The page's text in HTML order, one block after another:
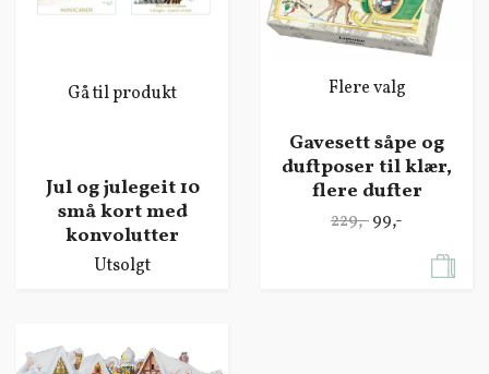
Gå til produkt
Jul og julegeit 10
små kort med
konvolutter
Utsolgt
Flere valg
Gavesett såpe og
duftposer til klær,
flere dufter
229,-99,-